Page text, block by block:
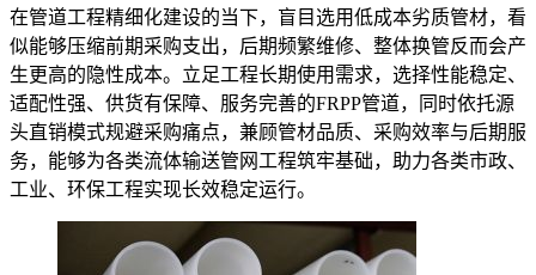
在管道工程精细化建设的当下，盲目选用低成本劣质管材，看
似能够压缩前期采购支出，后期频繁维修、整体换管反而会产
生更高的隐性成本。立足工程长期使用需求，选择性能稳定、
适配性强、供货有保障、服务完善的FRPP管道，同时依托源
头直销模式规避采购痛点，兼顾管材品质、采购效率与后期服
务，能够为各类流体输送管网工程筑牢基础，助力各类市政、
工业、环保工程实现长效稳定运行。